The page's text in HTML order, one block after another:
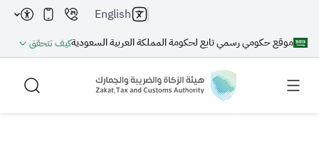
موقع حكومي رسمي تابع لحكومة المملكة العربية السعوديةكيف تتحقق
English